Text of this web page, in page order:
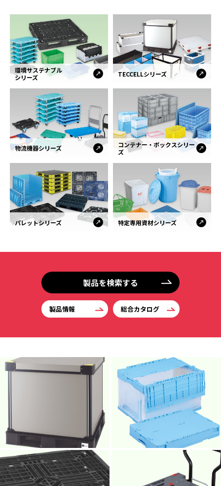
環境サステナブル
シリーズ
TECCELLシリーズ
物流機器シリーズ
コンテナー・ボックスシリー
ズ
パレットシリーズ 特定専用資材シリーズ
製品を検索する
製品情報 総合カタログ